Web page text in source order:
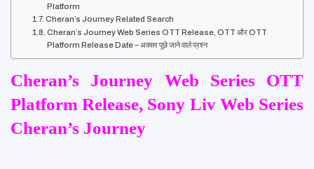
Platform
Cheran’s Journey Related Search
Cheran’s Journey Web Series OTT Release, OTT और OTT
Platform Release Date – अक्सर पूछे जाने वाले प्रश्न
Cheran’s Journey Web Series OTT
Platform Release, Sony Liv Web Series
Cheran’s Journey